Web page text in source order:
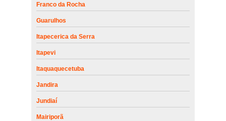
Franco da Rocha
Guarulhos
Itapecerica da Serra
Itapevi
Itaquaquecetuba
Jandira
Jundiaí
Mairiporã